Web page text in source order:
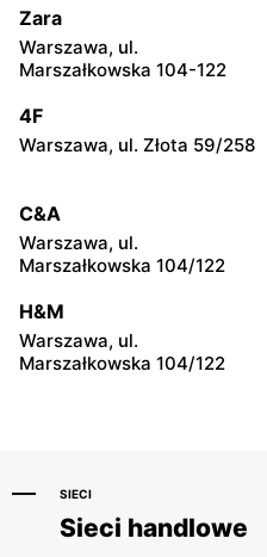
Piłsudskiego 15/23
Sephora
Sephora
Sephora
Kielce, ul. Świętokrzyska
Sephora
Lublin al. Wincentego
Zara
Warszawa, ul.
Marszałkowska 104-122
4F
Warszawa, ul. Złota 59/258
C&A
Warszawa, ul.
Marszałkowska 104/122
H&M
Warszawa, ul.
Marszałkowska 104/122
SIECI
Sieci handlowe